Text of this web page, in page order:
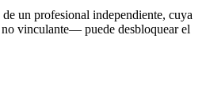
un profesional independiente, cuya
vinculante— puede desbloquear el